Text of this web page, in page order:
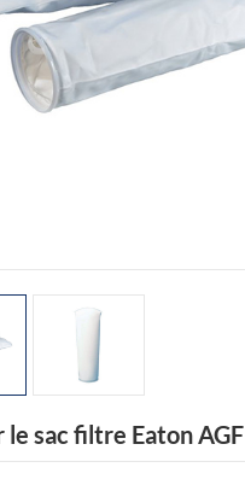
le sac filtre Eaton AGF